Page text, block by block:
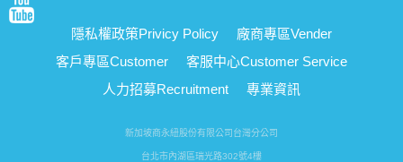
隱私權政策Privicy Policy 廠商專區Vender
客戶專區Customer 客服中心Customer Service
人力招募Recruitment 專業資訊
新加坡商永紐股份有限公司台灣分公司
台北市內湖區瑞光路302號4樓